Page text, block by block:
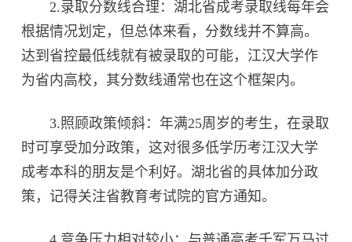
2.录取分数线合理：湖北省成考录取线每年会
根据情况划定，但总体来看，分数线并不算高。
达到省控最低线就有被录取的可能，江汉大学作
为省内高校，其分数线通常也在这个框架内。
3.照顾政策倾斜：年满25周岁的考生，在录取
时可享受加分政策，这对很多低学历考江汉大学
成考本科的朋友是个利好。湖北省的具体加分政
策，记得关注省教育考试院的官方通知。